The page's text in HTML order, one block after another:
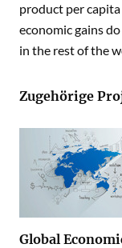
product per
economic gains
in the rest of the
Zugehörige
Global